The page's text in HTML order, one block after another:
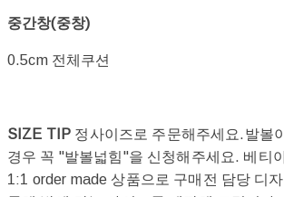
중간창(중창)
0.5cm 전체쿠션
SIZE TIP 정사이즈로 주문해주세요.발볼
경우 꼭 "발볼넓힘"을 신청해주세요. 베티
1:1 order made 상품으로 구매전 담당 디